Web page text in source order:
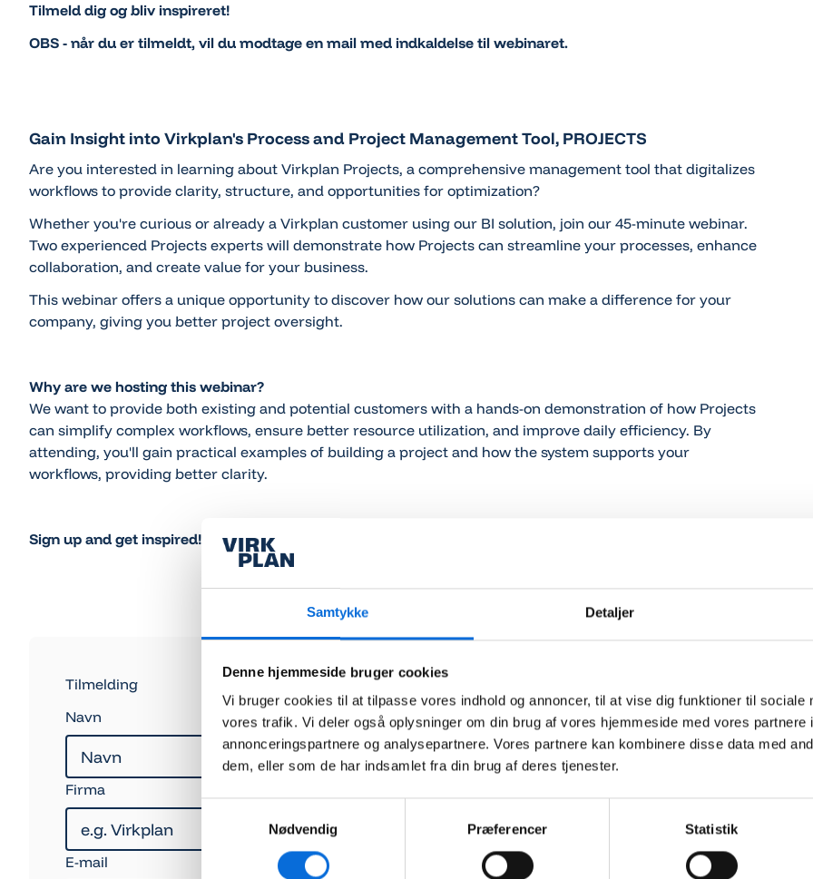
Samtykke Detaljer
Denne hjemmeside bruger cookies
Vi bruger cookies til at tilpasse vores indhold og annoncer, til at vise dig funktioner til sociale
vores trafik. Vi deler også oplysninger om din brug af vores hjemmeside med vores partnere
annonceringspartnere og analysepartnere. Vores partnere kan kombinere disse data med
dem, eller som de har indsamlet fra din brug af deres tjenester.
Samtykkevalg
Nødvendig
Præferencer Statistik
Tilmeld dig og bliv inspireret!
OBS - når du er tilmeldt, vil du modtage en mail med indkaldelse til webinaret.
Gain Insight into Virkplan's Process and Project Management Tool, PROJECTS
Are you interested in learning about Virkplan Projects, a comprehensive management tool that digitalizes
workflows to provide clarity, structure, and opportunities for optimization?
Whether you're curious or already a Virkplan customer using our BI solution, join our 45-minute webinar.
Two experienced Projects experts will demonstrate how Projects can streamline your processes, enhance
collaboration, and create value for your business.
This webinar offers a unique opportunity to discover how our solutions can make a difference for your
company, giving you better project oversight.
Why are we hosting this webinar?
We want to provide both existing and potential customers with a hands-on demonstration of how Projects
can simplify complex workflows, ensure better resource utilization, and improve daily efficiency. By
attending, you'll gain practical examples of building a project and how the system supports your
workflows, providing better clarity.
Sign up and get inspired!
Tilmelding
Navn
Firma
E-mail